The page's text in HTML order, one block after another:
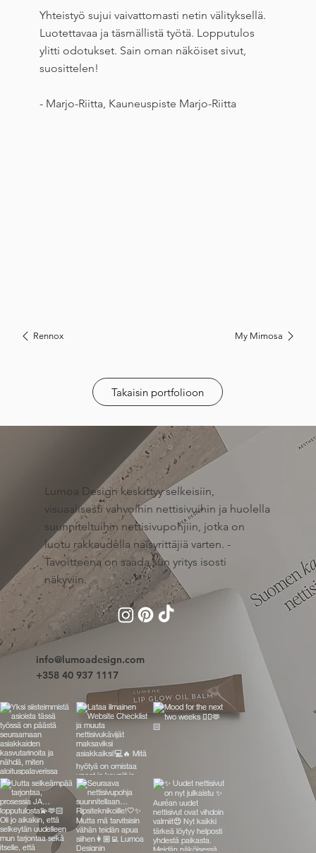
Yhteistyö sujui vaivattomasti netin välityksellä.
Luotettavaa ja täsmällistä työtä. Lopputulos
ylitti odotukset. Sain oman näköiset sivut,
suosittelen!
- Marjo-Riitta, Kauneuspiste Marjo-Riitta
Rennox
Takaisin portfolioon
My Mimosa
info@lumoadesign.com
+358 40 937 1117
Lumoa Design keskittyy selkeisiin,
visuaalisesti vahvoihin nettisivuihin ja huolella
suunniteltuihin nettisivupohjiin, jotka on
luotu rakkaudella naisyrittäjiä varten. -
Tavoitteena on saada sun yritys isosti
näkyviin.